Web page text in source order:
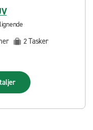
2Tasker